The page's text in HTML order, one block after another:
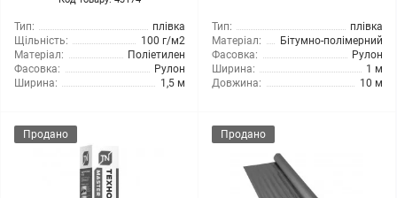
Тип:
плівка
Щільність:
100 г/м2
Матеріал:
Поліетилен
Фасовка:
Рулон
Ширина:
1,5 м
Тип:
плівка
Матеріал:
Бітумно-полімерний
Фасовка:
Рулон
Ширина:
1 м
Довжина:
10 м
Продано Продано